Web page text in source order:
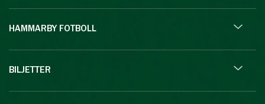
HAMMARBY FOTBOLL
BILJETTER